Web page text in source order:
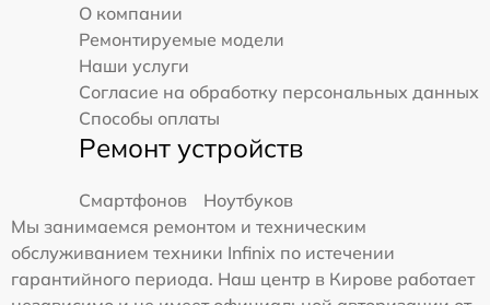
О компании
Ремонтируемые модели
Наши услуги
Согласие на обработку персональных данных
Способы оплаты
Ремонт устройств
Смартфонов
Ноутбуков
Мы занимаемся ремонтом и техническим
обслуживанием техники Infinix по истечении
гарантийного периода. Наш центр в Кирове работает